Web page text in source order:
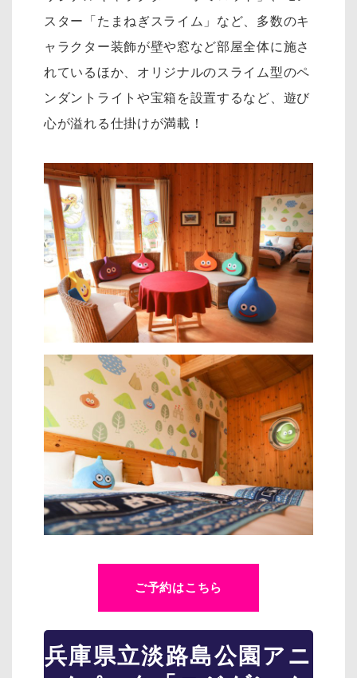
スター「たまねぎスライム」など、多数のキ
ャラクター装飾が壁や窓など部屋全体に施さ
れているほか、オリジナルのスライム型のペ
ンダントライトや宝箱を設置するなど、遊び
心が溢れる仕掛けが満載！
ご予約はこちら
兵庫県立淡路島公園アニ